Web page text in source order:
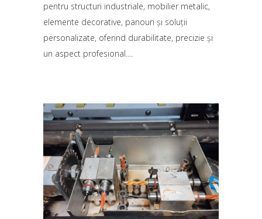
pentru structuri industriale, mobilier metalic,
elemente decorative, panouri și soluții
personalizate, oferind durabilitate, precizie și
un aspect profesional.